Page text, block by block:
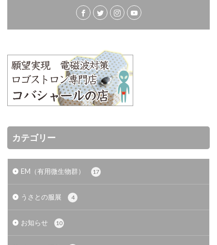
カテゴリー
EM（有用微生物群） 17
うさとの服展 4
お知らせ 10